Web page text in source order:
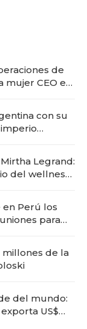
de
mujer CEO en
con su
Legrand:
del wellness
Perú los
para
millones de la
del mundo:
US$